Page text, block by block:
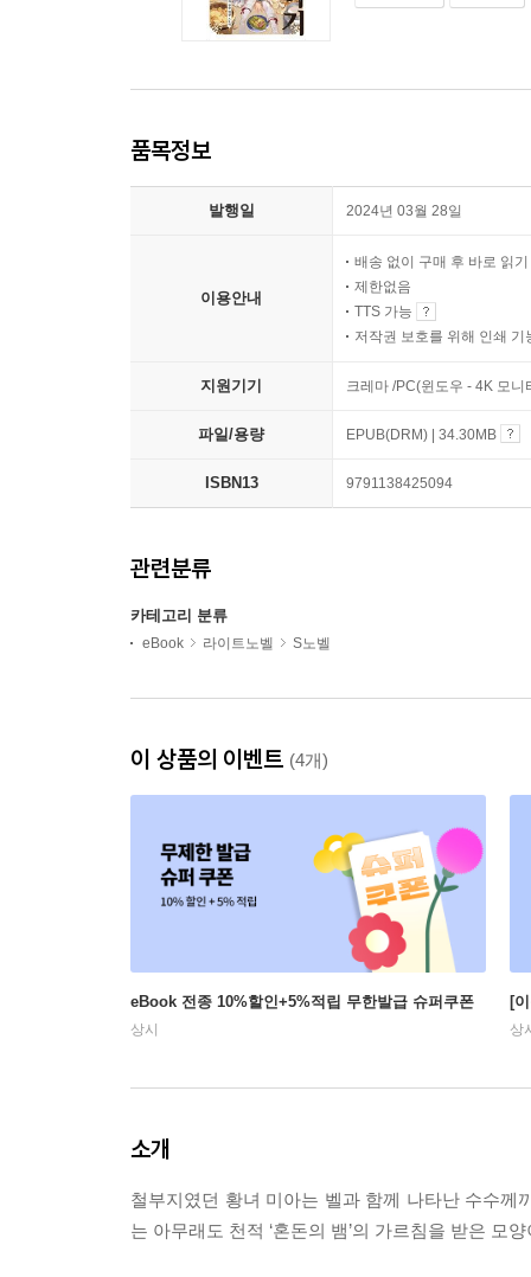
품목정보
발행일 2024년 03월 28일
이용안내
배송 없이 구매 후 바로 읽기
제한없음
TTS 가능
저작권 보호를 위해 인쇄 기
지원기기 크레마 /PC(윈도우 - 4K 모
파일/용량 EPUB(DRM) | 34.30MB
ISBN13 9791138425094
관련분류
카테고리 분류
eBook 라이트노벨 S노벨
이 상품의 이벤트 (4개)
eBook 전종 10%할인+5%적립 무한발급 슈퍼쿠폰
상시
[
상
소개
철부지였던 황녀 미아는 벨과 함께 나타난 수수
는 아무래도 천적 ‘혼돈의 뱀’의 가르침을 받은 모